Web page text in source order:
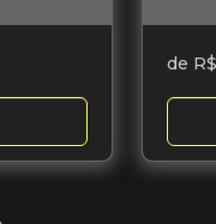
de